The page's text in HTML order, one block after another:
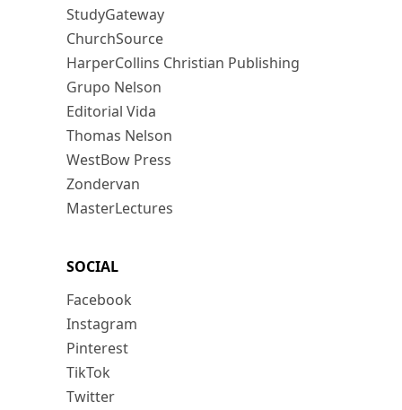
StudyGateway
ChurchSource
HarperCollins Christian Publishing
Grupo Nelson
Editorial Vida
Thomas Nelson
WestBow Press
Zondervan
MasterLectures
SOCIAL
Facebook
Instagram
Pinterest
TikTok
Twitter